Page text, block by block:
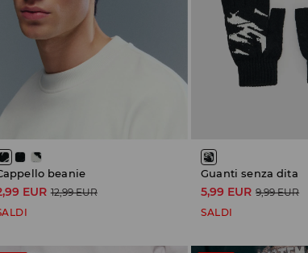
beanie
EUR 12,99 EUR
Guanti senza dita
5,99 EUR 9,99 EUR
SALDI